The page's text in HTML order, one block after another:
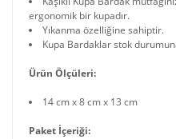
ergonomik bir kupadır.
Yıkanma özelliğine sahiptir.
Kupa Bardaklar stok
Ürün Ölçüleri:
14 cm x 8 cm x 13 cm
Paket İçeriği: